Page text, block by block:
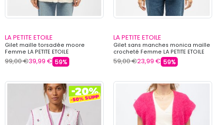
LA PETITE ETOILE
Gilet maille torsadée moore
Femme LA PETITE ETOILE
99,00 €39,99 € 59%
LA PETITE ETOILE
Gilet sans manches monica maille
crocheté Femme LA PETITE ETOILE
59,00 €23,99 € 59%